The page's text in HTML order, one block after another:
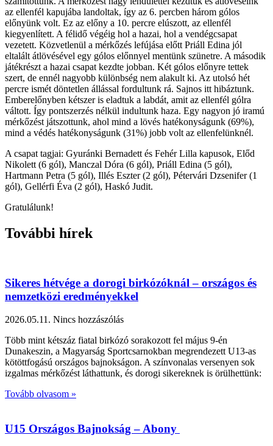
az ellenfél kapujába landoltak, így az 6. percben három gólos
előnyünk volt. Ez az előny a 10. percre elúszott, az ellenfél
kiegyenlített. A félidő végéig hol a hazai, hol a vendégcsapat
vezetett. Közvetlenül a mérkőzés lefújása előtt Priáll Edina jól
eltalált átlövésével egy gólos előnnyel mentünk szünetre. A második
játékrészt a hazai csapat kezdte jobban. Két gólos előnyre tettek
szert, de ennél nagyobb különbség nem alakult ki. Az utolsó hét
percre ismét döntetlen állással fordultunk rá. Sajnos itt hibáztunk.
Emberelőnyben kétszer is eladtuk a labdát, amit az ellenfél gólra
váltott. Így pontszerzés nélkül indultunk haza. Egy nagyon jó iramú
mérkőzést játszottunk, ahol mind a lövés hatékonyságunk (69%),
mind a védés hatékonyságunk (31%) jobb volt az ellenfelünknél.
A csapat tagjai: Gyuránki Bernadett és Fehér Lilla kapusok, Előd
Nikolett (6 gól), Manczal Dóra (6 gól), Priáll Edina (5 gól),
Hartmann Petra (5 gól), Illés Eszter (2 gól), Pétervári Dzsenifer (1
gól), Gellérfi Éva (2 gól), Haskó Judit.
Gratulálunk!
További hírek
Sikeres hétvége a dorogi birkózóknál – országos és
nemzetközi eredményekkel
2026.05.11. Nincs hozzászólás
Több mint kétszáz fiatal birkózó sorakozott fel május 9-én
Dunakeszin, a Magyarság Sportcsarnokban megrendezett U13-as
kötöttfogású országos bajnokságon. A színvonalas versenyen sok
izgalmas mérkőzést láthattunk, és dorogi sikereknek is örülhettünk:
Tovább olvasom »
U15 Országos Bajnokság – Abony